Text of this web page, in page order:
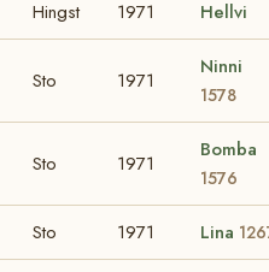
Hingst 1971 Hellvi
Sto 1971
Ninni
1578
Sto 1971
Bomba
1576
Sto 1971 Lina